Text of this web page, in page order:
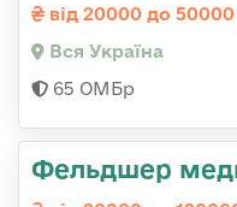
від 20000 до
Вся Україна
65 ОМБр
Фельдшер